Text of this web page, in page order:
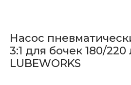
Насос
3:1 для бочек 180/220
LUBEWORKS